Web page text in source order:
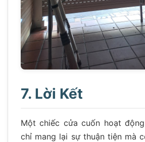
7. Lời Kết
Một chiếc cửa cuốn hoạt
chỉ mang lại sự thuận tiện mà